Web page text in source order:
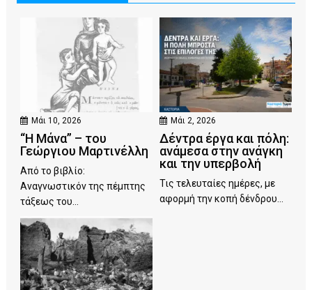
Μάι 10, 2026
“Η Μάνα” – του
Γεώργιου Μαρτινέλλη
Από το βιβλίο:
Αναγνωστικόν της πέμπτης
τάξεως του...
Μάι 2, 2026
Δέντρα έργα και πόλη:
ανάμεσα στην ανάγκη
και την υπερβολή
Τις τελευταίες ημέρες, με
αφορμή την κοπή δένδρου...